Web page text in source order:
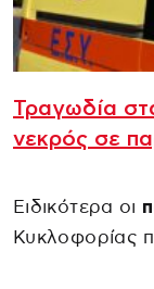
Τραγωδία
νεκρός σε
Ειδικότερα οι
Κυκλοφορίας